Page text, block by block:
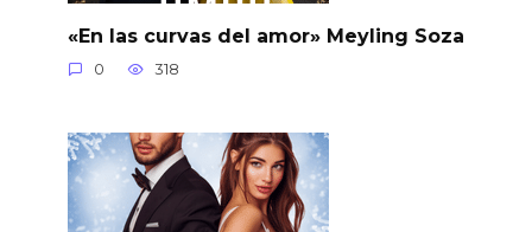
«En las curvas del amor» Meyling Soza
0 318